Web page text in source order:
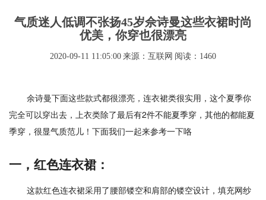
气质迷人低调不张扬45岁佘诗曼这些衣裙时尚
优美，你穿也很漂亮
2020-09-11 11:05:00 来源：互联网 阅读：1460
余诗曼下面这些款式都很漂亮，连衣裙类很实用，这个夏季你
完全可以穿出去，上衣类除了最后有2件不能夏季穿，其他的都能夏
季穿，很显气质范儿！下面我们一起来参考一下咯
一，红色连衣裙：
这款红色连衣裙采用了腰部镂空和肩部的镂空设计，填充网纱